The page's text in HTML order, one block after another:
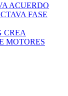
ACUERDO
FASE
CREA
MOTORES